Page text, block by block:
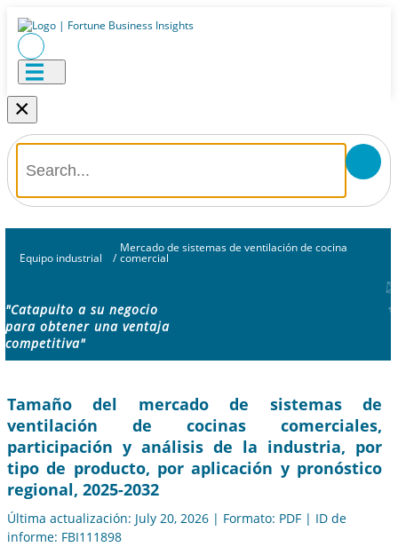
×
Equipo industrial /
Mercado de sistemas de ventilación de cocina
comercial
"Catapulto a su negocio
para obtener una ventaja
competitiva"
Tamaño del mercado de sistemas de
ventilación de cocinas comerciales,
participación y análisis de la industria, por
tipo de producto, por aplicación y pronóstico
regional, 2025-2032
Última actualización: July 20, 2026 | Formato: PDF | ID de
informe: FBI111898